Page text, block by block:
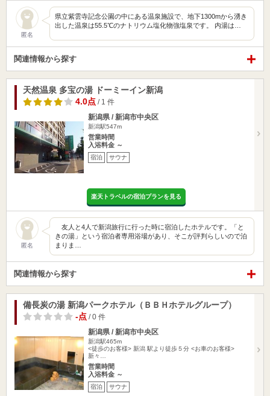
匿名
県立紫雲寺記念公園の中にある温泉施設で、地下1300mから湧き
出した温泉は55.5℃のナトリウム塩化物強塩泉です。 内湯は…
関連情報から探す
天然温泉 多宝の湯 ドーミーイン新潟
4.0点 / 1 件
新潟県 / 新潟市中央区
新潟駅547m
営業時間
入浴料金 ～
宿泊 サウナ
楽天トラベルの宿泊プランを見る
匿名
友人と4人で新潟旅行に行った時に宿泊したホテルです。「と
きの湯」という宿泊者専用浴場があり、そこが評判らしいので泊
まりま…
関連情報から探す
備長炭の湯 新潟パークホテル（ＢＢＨホテルグループ）
-点 / 0 件
新潟県 / 新潟市中央区
新潟駅465m
<徒歩のお客様> 新潟 駅より徒歩５分 <お車のお客様>
新々…
営業時間
入浴料金 ～
宿泊 サウナ